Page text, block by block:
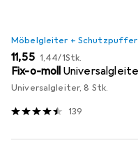
Möbelgleiter + Schutzpuffer
EUR
11,55 EUR
1,44/1Stk.
Fix-o-moll
Universalgleiter, 8 Stk.
139